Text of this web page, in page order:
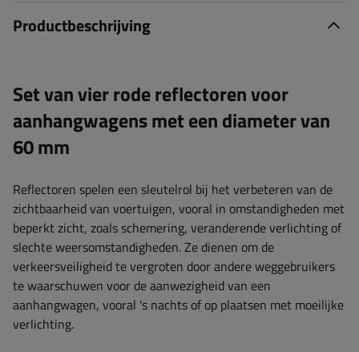
Productbeschrijving
Set van vier rode reflectoren voor
aanhangwagens met een diameter van
60 mm
Reflectoren spelen een sleutelrol bij het verbeteren van de
zichtbaarheid van voertuigen, vooral in omstandigheden met
beperkt zicht, zoals schemering, veranderende verlichting of
slechte weersomstandigheden. Ze dienen om de
verkeersveiligheid te vergroten door andere weggebruikers
te waarschuwen voor de aanwezigheid van een
aanhangwagen, vooral 's nachts of op plaatsen met moeilijke
verlichting.